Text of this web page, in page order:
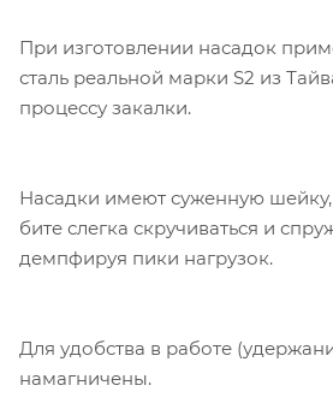
При изготовлении насадок
сталь реальной марки S2 из
процессу закалки.
Насадки имеют суженную
бите слегка скручиваться и
демпфируя пики нагрузок.
Для удобства в работе
намагничены.